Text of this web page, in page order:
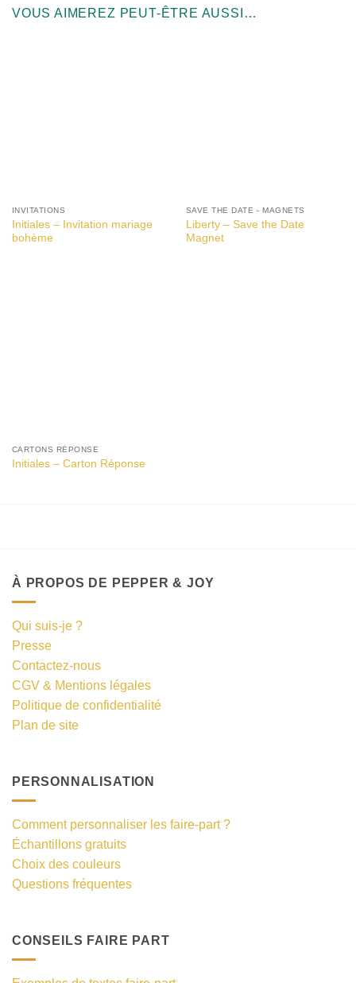
VOUS AIMEREZ PEUT-ÊTRE AUSSI…
INVITATIONS
Initiales – Invitation mariage
bohème
SAVE THE DATE - MAGNETS
Liberty – Save the Date
Magnet
CARTONS RÉPONSE
Initiales – Carton Réponse
À PROPOS DE PEPPER & JOY
Qui suis-je ?
Presse
Contactez-nous
CGV & Mentions légales
Politique de confidentialité
Plan de site
PERSONNALISATION
Comment personnaliser les faire-part ?
Échantillons gratuits
Choix des couleurs
Questions fréquentes
CONSEILS FAIRE PART